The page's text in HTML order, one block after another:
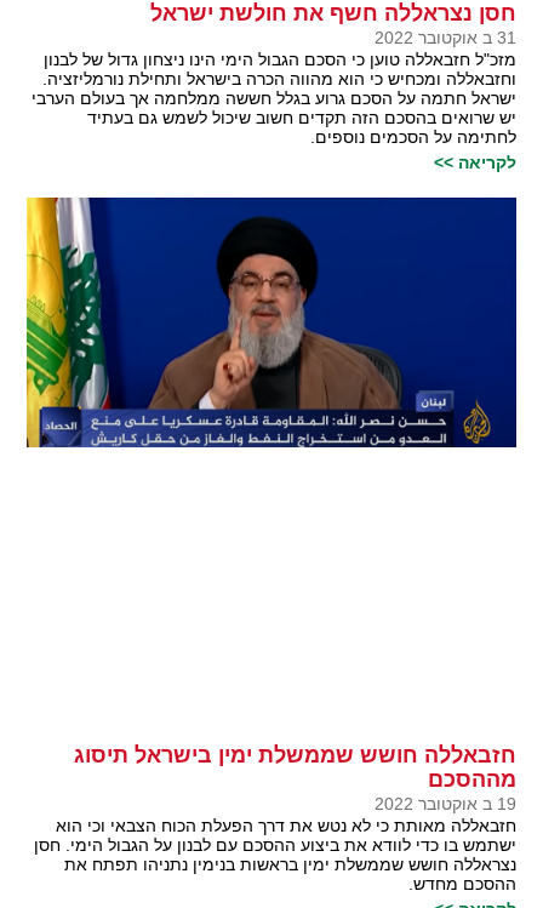
חסן נצראללה חשף את חולשת ישראל
31 ב אוקטובר 2022
מזכ"ל חזבאללה טוען כי הסכם הגבול הימי הינו ניצחון גדול של לבנון
וחזבאללה ומכחיש כי הוא מהווה הכרה בישראל ותחילת נורמליזציה.
ישראל חתמה על הסכם גרוע בגלל חששה ממלחמה אך בעולם הערבי
יש שרואים בהסכם הזה תקדים חשוב שיכול לשמש גם בעתיד
לחתימה על הסכמים נוספים.
לקריאה >>
חזבאללה חושש שממשלת ימין בישראל תיסוג
מההסכם
19 ב אוקטובר 2022
חזבאללה מאותת כי לא נטש את דרך הפעלת הכוח הצבאי וכי הוא
ישתמש בו כדי לוודא את ביצוע ההסכם עם לבנון על הגבול הימי. חסן
נצראללה חושש שממשלת ימין בראשות בנימין נתניהו תפתח את
ההסכם מחדש.